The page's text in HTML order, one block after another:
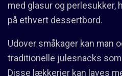
med glasur og perlesukker,
på ethvert dessertbord.
Udover småkager kan man
traditionelle julesnacks
Disse lækkerier kan laves